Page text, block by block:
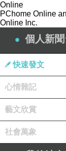
Online
PChome Online
Online Inc.
個人新
快速發文
心情雜記
藝文欣賞
社會萬象